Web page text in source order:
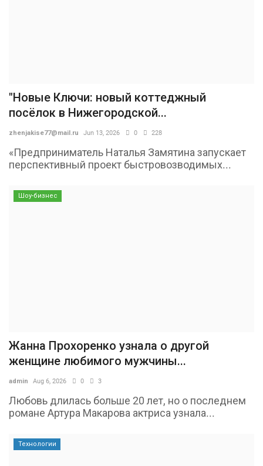
"Новые Ключи: новый коттеджный
посёлок в Нижегородской...
zhenjakise77@mail.ru Jun 13, 2026 0 228
«Предприниматель Наталья Замятина запускает
перспективный проект быстровозводимых...
Шоу-бизнес
Жанна Прохоренко узнала о другой
женщине любимого мужчины...
admin Aug 6, 2026 0 3
Любовь длилась больше 20 лет, но о последнем
романе Артура Макарова актриса узнала...
Технологии